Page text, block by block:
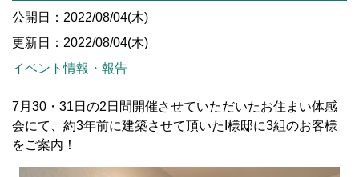
公開日：2022/08/04(木)
更新日：2022/08/04(木)
イベント情報・報告
7月30・31日の2日間開催させていただいたお住まい体感
会にて、約3年前に建築させて頂いたI様邸に3組のお客様
をご案内！